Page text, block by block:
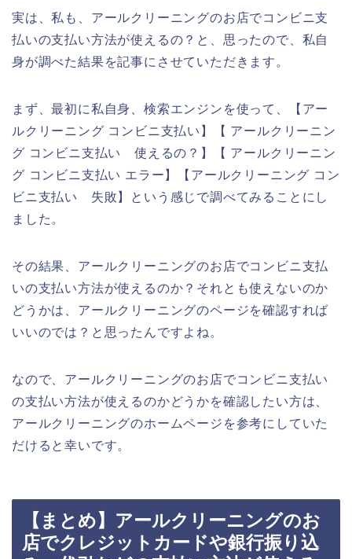
実は、私も、アールクリーニングのお店でコンビニ支
払いの支払い方法が使えるの？と、思ったので、私自
身が調べた結果を記事にさせていただきます。
まず、最初に私自身、検索エンジンを使って、【アー
ルクリーニング コンビニ支払い】【 アールクリーニン
グ コンビニ支払い 使えるの？】【 アールクリーニン
グ コンビニ支払い エラー】【アールクリーニング コン
ビニ支払い 失敗】という感じで調べてみることにし
ました。
その結果、アールクリーニングのお店でコンビニ支払
いの支払い方法が使えるのか？それとも使えないのか
どうかは、アールクリーニングのページを確認すれば
いいのでは？と思ったんですよね。
なので、アールクリーニングのお店でコンビニ支払い
の支払い方法が使えるのかどうかを確認したい方は、
アールクリーニングのホームページを参考にしていた
だけると幸いです。
【まとめ】アールクリーニングのお
店でクレジットカードや銀行振り込